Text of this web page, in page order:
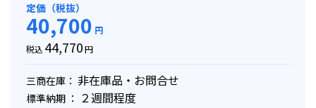
定価（税抜）
40,700 円
税込 44,770円
三商在庫： 非在庫品・お問合せ
標準納期 ： ２週間程度